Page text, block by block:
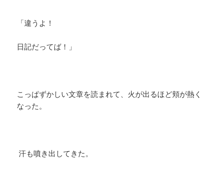
「違うよ！
日記だってば！」
こっぱずかしい文章を読まれて、火が出るほど頬が熱く
なった。
汗も噴き出してきた。